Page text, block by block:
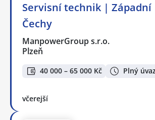
Servisní technik | Západní
Čechy
ManpowerGroup s.r.o.
Plzeň
40 000 – 65 000 Kč Plný
včerejší